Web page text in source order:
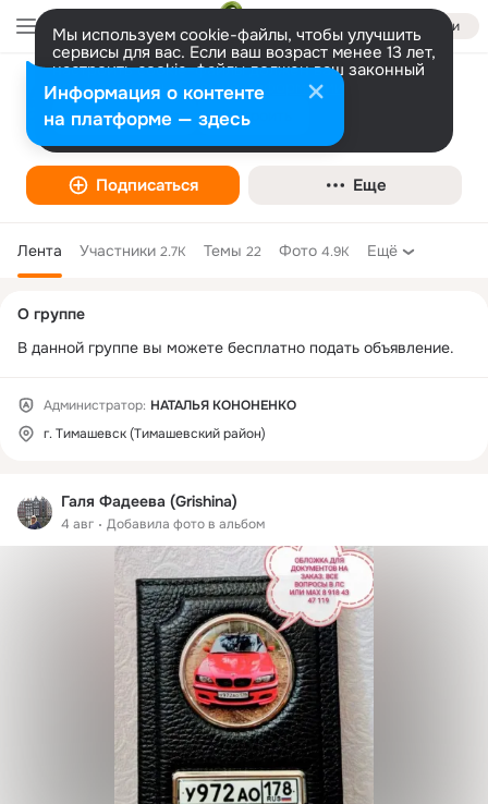
Войти
Мы используем cookie-файлы, чтобы улучшить
сервисы для вас. Если ваш возраст менее 13 лет,
настроить cookie-файлы должен ваш законный
представитель. Больше информации
Разрешить все Настроить
ДОСКА БЕСПЛАТНЫХ ОБЪЯВЛЕНИЙ-
ТИМАШЕВСКИЙ РАЙОН
Подписаться Еще
Лента Участники 2.7K Темы 22 Фото 4.9K Ещё
Галя Фадеева (Grishina)
4 авг Добавила фото в альбом
колонка
О группе
В данной группе вы можете бесплатно подать объявление.
Администратор: НАТАЛЬЯ КОНОНЕНКО
г. Тимашевск (Тимашевский район)
Информация о контенте
на платформе — здесь